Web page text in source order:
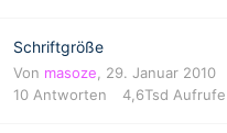
Schriftgröße
Von masoze, 29. Januar 2010
10 Antworten 4,6Tsd Aufrufe